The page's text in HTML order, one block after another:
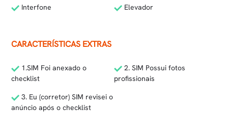
Interfone Elevador
CARACTERÍSTICAS EXTRAS
1.SIM Foi anexado o
checklist
2. SIM Possui fotos
profissionais
3. Eu (corretor) SIM revisei o
anúncio após o checklist